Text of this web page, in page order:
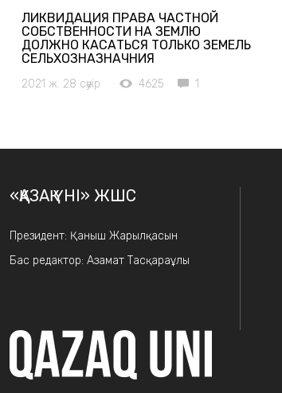
ЛИКВИДАЦИЯ ПРАВА ЧАСТНОЙ
СОБСТВЕННОСТИ НА ЗЕМЛЮ
ДОЛЖНО КАСАТЬСЯ ТОЛЬКО ЗЕМЕЛЬ
СЕЛЬХОЗНАЗНАЧНИЯ
2021 ж. 28 сәуір 4625 1
«ҚАЗАҚ ҮНІ» ЖШС
Президент: Қаныш Жарылқасын
Бас редактор: Азамат Тасқараұлы